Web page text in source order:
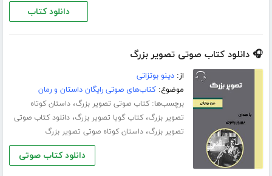
دانلود کتاب
🎧 دانلود کتاب صوتی تصویر بزرگ
از:دینو بوتزاتی
موضوع:کتاب‌های صوتی رایگان داستان و رمان
برچسب‌ها:کتاب صوتی تصویر بزرگ،داستان کوتاه
تصویر بزرگ،کتاب گویا تصویر بزرگ،دانلود کتاب صوتی
تصویر بزرگ،داستان کوتاه صوتی تصویر بزرگ
دانلود کتاب صوتی